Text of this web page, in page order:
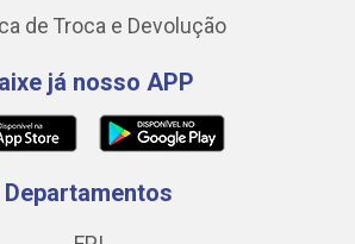
de Troca e Devolução
já nosso APP
Departamentos